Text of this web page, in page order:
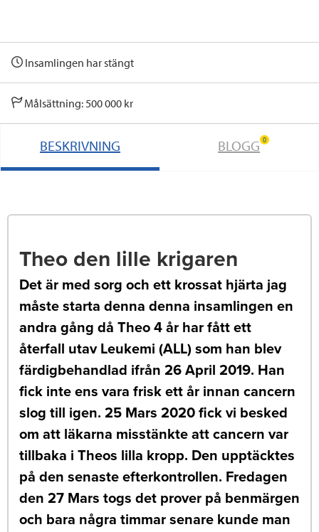
Insamlingen har stängt
Målsättning: 500 000 kr
BESKRIVNING BLOGG 0
Theo den lille krigaren
Det är med sorg och ett krossat hjärta jag
måste starta denna denna insamlingen en
andra gång då Theo 4 år har fått ett
återfall utav Leukemi (ALL) som han blev
färdigbehandlad ifrån 26 April 2019. Han
fick inte ens vara frisk ett år innan cancern
slog till igen. 25 Mars 2020 fick vi besked
om att läkarna misstänkte att cancern var
tillbaka i Theos lilla kropp. Den upptäcktes
på den senaste efterkontrollen. Fredagen
den 27 Mars togs det prover på benmärgen
och bara några timmar senare kunde man